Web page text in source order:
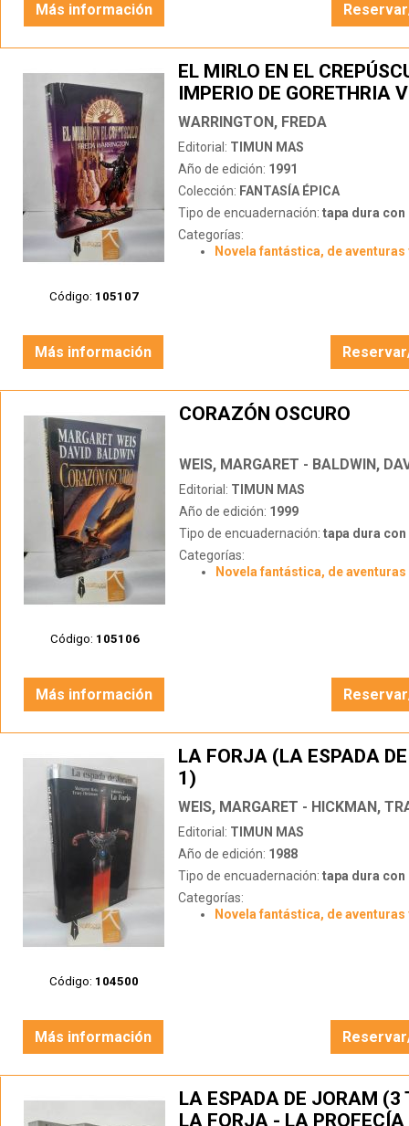
Más información
Código: 105107
EL MIRLO EN EL
IMPERIO DE GORETHRIA
WARRINGTON, FREDA
Editorial: TIMUN MAS
Año de edición: 1991
Colección: FANTASÍA ÉPICA
Tipo de encuadernación: tapa dura con
Categorías:
Novela fantástica, de aventuras
Más información
Código: 105106
CORAZÓN OSCURO
WEIS, MARGARET - BALDWIN,
Editorial: TIMUN MAS
Año de edición: 1999
Tipo de encuadernación: tapa dura con
Categorías:
Novela fantástica, de aventuras
Más información
Código: 104500
LA FORJA (LA ESPADA
1)
WEIS, MARGARET - HICKMAN,
Editorial: TIMUN MAS
Año de edición: 1988
Tipo de encuadernación: tapa dura con
Categorías:
Novela fantástica, de aventuras
Más información
LA ESPADA DE JORAM (3
LA FORJA - LA PROFECÍA